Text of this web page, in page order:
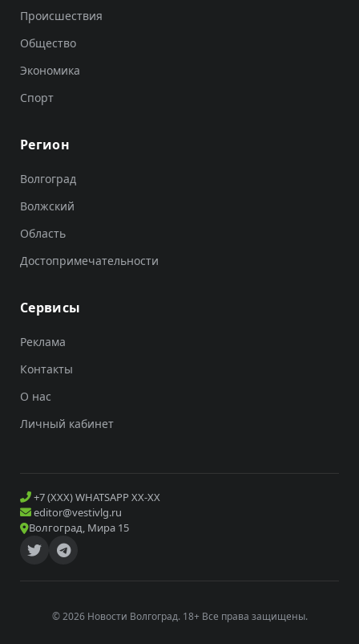
Происшествия
Общество
Экономика
Спорт
Регион
Волгоград
Волжский
Область
Достопримечательности
Сервисы
Реклама
Контакты
О нас
Личный кабинет
+7 (XXX) WHATSAPP XX-XX
editor@vestivlg.ru
Волгоград, Мира 15
© 2026 Новости Волгоград. 18+ Все права защищены.